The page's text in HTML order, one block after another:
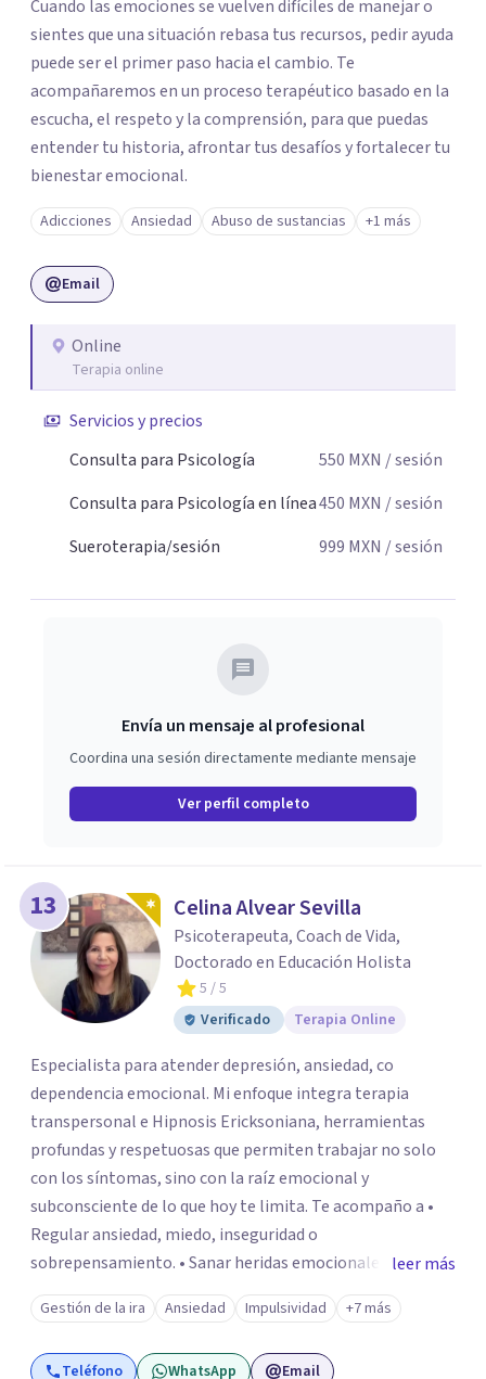
Cuando las emociones se vuelven difíciles de manejar o
sientes que una situación rebasa tus recursos, pedir ayuda
puede ser el primer paso hacia el cambio. Te
acompañaremos en un proceso terapéutico basado en la
escucha, el respeto y la comprensión, para que puedas
entender tu historia, afrontar tus desafíos y fortalecer tu
bienestar emocional.
Adicciones Ansiedad Abuso de sustancias +1 más
Email
Online
Terapia online
Servicios y precios
Consulta para Psicología
550 MXN / sesión
Consulta para Psicología en línea450 MXN / sesión
Sueroterapia/sesión
999 MXN / sesión
Envía un mensaje al profesional
Coordina una sesión directamente mediante mensaje
Ver perfil completo
13 Celina Alvear Sevilla
Psicoterapeuta, Coach de Vida,
Doctorado en Educación Holista
5 / 5
Verificado
Terapia Online
Especialista para atender depresión, ansiedad, co
dependencia emocional. Mi enfoque integra terapia
transpersonal e Hipnosis Ericksoniana, herramientas
profundas y respetuosas que permiten trabajar no solo
con los síntomas, sino con la raíz emocional y
subconsciente de lo que hoy te limita. Te acompaño a •
Regular ansiedad, miedo, inseguridad o
sobrepensamiento. • Sanar heridas emocionales y
fortalecer tu autoestima. . Comprender por qué repites
ciertos patrones o emociones. Puedes superar lo que te
preocupa y lograr tus objetivos más pronto de lo que
leer más
Gestión de la ira Ansiedad Impulsividad +7 más
Teléfono WhatsApp Email